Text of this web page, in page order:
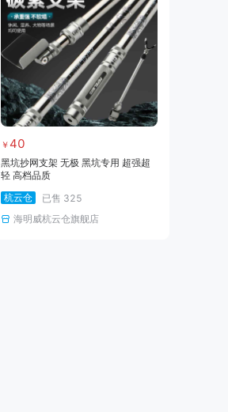
￥ 40
黑坑抄网支架 无极 黑坑专用 超强超
轻 高档品质
杭云仓
已售 325
海明威杭云仓旗舰店